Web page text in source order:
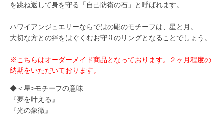
を跳ね返して身を守る「自己防衛の石」と呼ばれます。
ハワイアンジュエリーならではの彫のモチーフは、星と月。
大切な方との絆をはぐくむお守りのリングとなることでしょう。
※こちらはオーダーメイド商品となっております。２ヶ月程度の
納期をいただいております。
◆＜星>モチーフの意味
『夢を叶える』
『光の象徴』